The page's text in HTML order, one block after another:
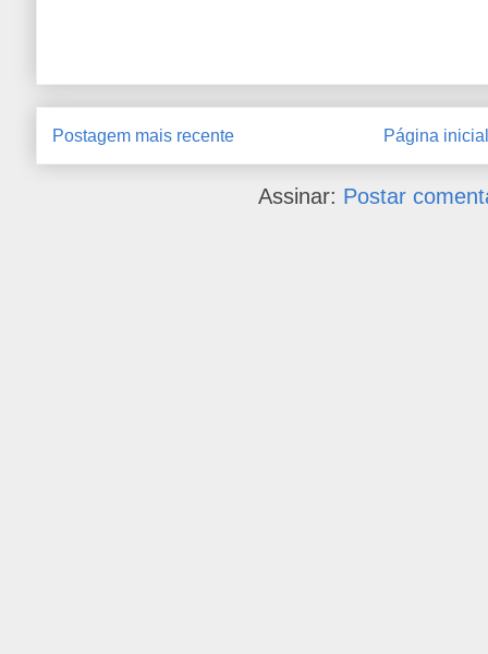
Postagem mais recente Página inicial
Assinar: Postar